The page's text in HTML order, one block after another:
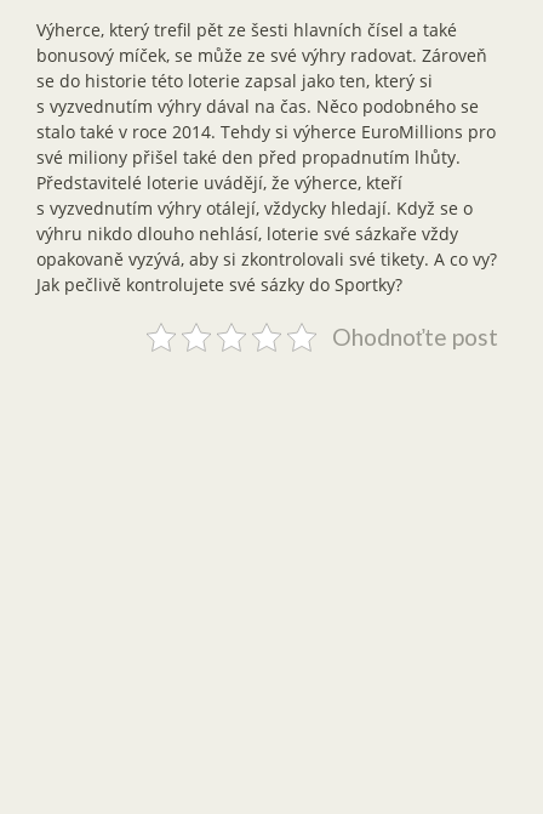
Výherce, který trefil pět ze šesti hlavních čísel a také
bonusový míček, se může ze své výhry radovat. Zároveň
se do historie této loterie zapsal jako ten, který si
s vyzvednutím výhry dával na čas. Něco podobného se
stalo také v roce 2014. Tehdy si výherce EuroMillions pro
své miliony přišel také den před propadnutím lhůty.
Představitelé loterie uvádějí, že výherce, kteří
s vyzvednutím výhry otálejí, vždycky hledají. Když se o
výhru nikdo dlouho nehlásí, loterie své sázkaře vždy
opakovaně vyzývá, aby si zkontrolovali své tikety. A co vy?
Jak pečlivě kontrolujete své sázky do Sportky?
Ohodnoťte post